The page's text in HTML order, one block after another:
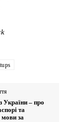
України – про
та
мови за